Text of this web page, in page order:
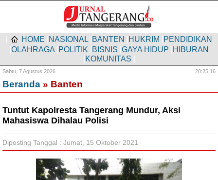
HOME NASIONAL BANTEN HUKRIM PENDIDIKAN
OLAHRAGA POLITIK BISNIS GAYA HIDUP HIBURAN
KOMUNITAS
Sabtu, 7 Agustus 2026 20:25:17
Beranda » Banten
Tuntut Kapolresta Tangerang Mundur, Aksi
Mahasiswa Dihalau Polisi
Diposting Tanggal : Jumat, 15 Oktober 2021